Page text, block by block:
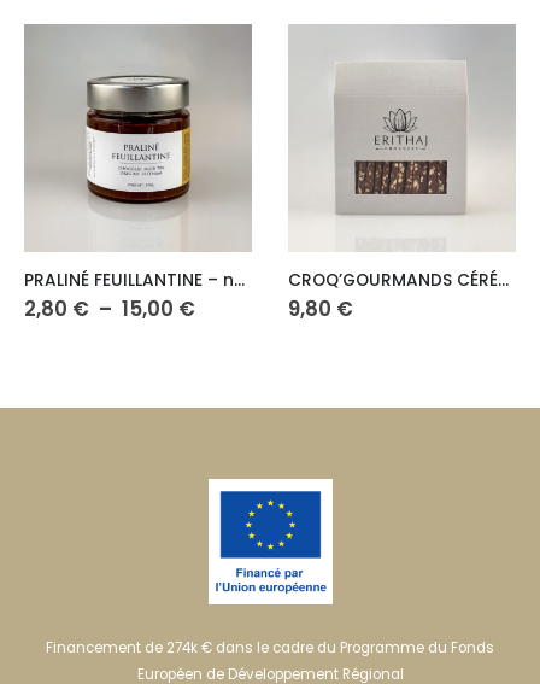
PRALINÉ FEUILLANTINE – noir
2,80 € – 15,00 €
15,00 €
CROQ’GOURMANDS CÉRÉALES SOUFFLÉS – lait
9,80 €
Financement de 274k € dans le cadre du Programme du Fonds
Européen de Développement Régional